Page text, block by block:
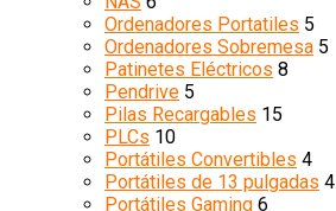
Ordenadores Portatiles 5
Ordenadores Sobremesa 5
Patinetes Eléctricos 8
Pendrive 5
Pilas Recargables 15
PLCs 10
Portátiles Convertibles 4
Portátiles de 13 pulgadas 4
Portátiles Gaming 6